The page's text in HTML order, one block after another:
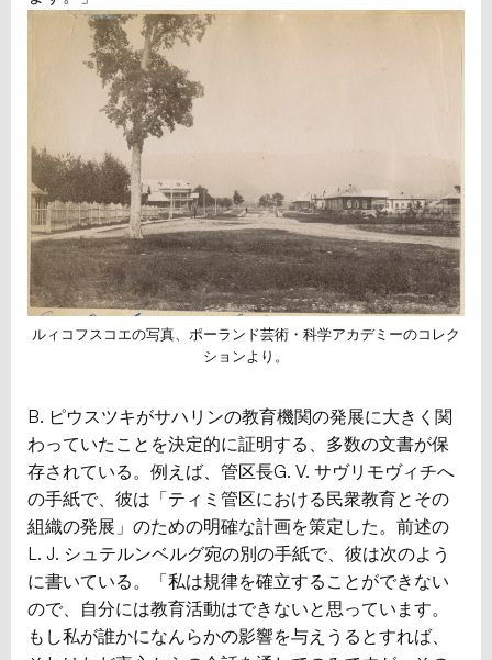
ルィコフスコエの写真、ポーランド芸術・科学アカデミーのコレク
ションより。
B. ピウスツキがサハリンの教育機関の発展に大きく関
わっていたことを決定的に証明する、多数の文書が保
存されている。例えば、管区長G. V. サヴリモヴィチへ
の手紙で、彼は「ティミ管区における民衆教育とその
組織の発展」のための明確な計画を策定した。前述の
L. J. シュテルンベルグ宛の別の手紙で、彼は次のよう
に書いている。「私は規律を確立することができない
ので、自分には教育活動はできないと思っています。
もし私が誰かになんらかの影響を与えうるとすれば、